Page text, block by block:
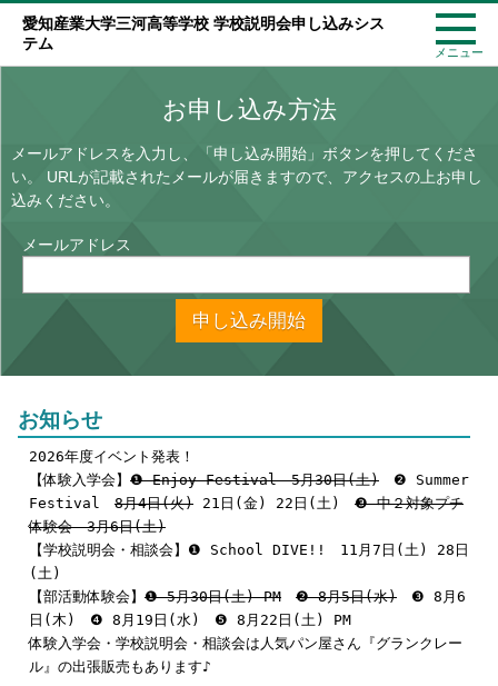
愛知産業大学三河高等学校 学校説明会申し込みシス
テム
メニュー
お申し込み方法
メールアドレスを入力し、「申し込み開始」ボタンを押してくださ
い。
URLが記載されたメールが届きますので、アクセスの上お申し
込みください。
メールアドレス
申し込み開始
お知らせ
2026年度イベント発表！
【体験入学会】 ❶ Enjoy Festival 5月30日(土) ❷ Summer
Festival 8月4日(火) 21日(金) 22日(土) ❸ 中２対象プチ
体験会 3月6日(土)
【学校説明会・相談会】❶ School DIVE!! 11月7日(土) 28日
(土)
【部活動体験会】 ❶ 5月30日(土) PM ❷ 8月5日(水) ❸ 8月6
日(木) ❹ 8月19日(水) ❺ 8月22日(土) PM
体験入学会・学校説明会・相談会は人気パン屋さん『グランクレー
ル』の出張販売もあります♪